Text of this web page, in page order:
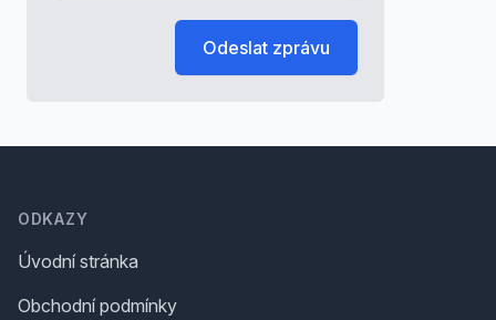
Odeslat zprávu
ODKAZY
Úvodní stránka
Obchodní podmínky